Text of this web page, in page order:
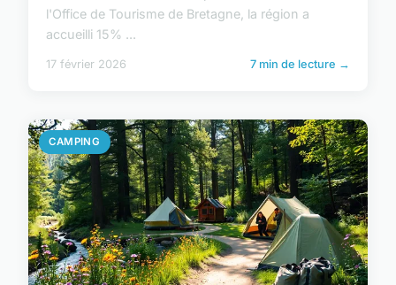
l'Office de Tourisme de Bretagne, la région a
accueilli 15% ...
17 février 2026 7 min de lecture →
CAMPING